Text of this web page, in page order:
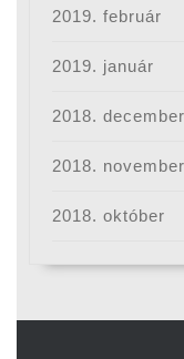
2019. február
2019. január
2018. december
2018. november
2018. október